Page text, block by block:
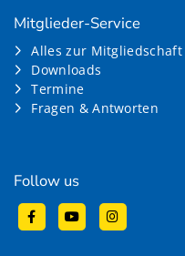
Mitglieder-Service
Alles zur Mitgliedschaft
Downloads
Termine
Fragen & Antworten
Follow us